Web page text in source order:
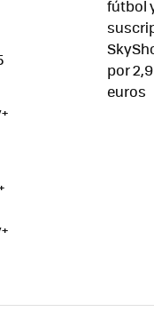
fútbol
por
euros